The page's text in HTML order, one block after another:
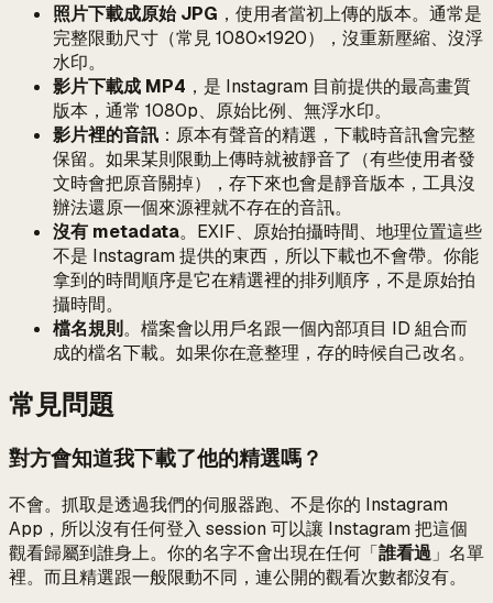
照片下載成原始 JPG ，使用者當初上傳的版本。通常是
完整限動尺寸（常見 1080×1920），沒重新壓縮、沒浮
水印。
影片下載成 MP4 ，是 Instagram 目前提供的最高畫質
版本，通常 1080p、原始比例、無浮水印。
影片裡的音訊 ：原本有聲音的精選，下載時音訊會完整
保留。如果某則限動上傳時就被靜音了（有些使用者發
文時會把原音關掉），存下來也會是靜音版本，工具沒
辦法還原一個來源裡就不存在的音訊。
沒有 metadata。EXIF、原始拍攝時間、地理位置這些
不是 Instagram 提供的東西，所以下載也不會帶。你能
拿到的時間順序是它在精選裡的排列順序，不是原始拍
攝時間。
檔名規則。檔案會以用戶名跟一個內部項目 ID 組合而
成的檔名下載。如果你在意整理，存的時候自己改名。
常見問題
對方會知道我下載了他的精選嗎？
不會。抓取是透過我們的伺服器跑、不是你的 Instagram
App，所以沒有任何登入 session 可以讓 Instagram 把這個
觀看歸屬到誰身上。你的名字不會出現在任何「誰看過」名單
裡。而且精選跟一般限動不同，連公開的觀看次數都沒有。